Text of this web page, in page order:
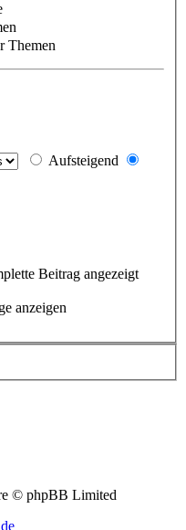
Themen
Aufsteigend
Beitrag angezeigt
anzeigen
© phpBB Limited